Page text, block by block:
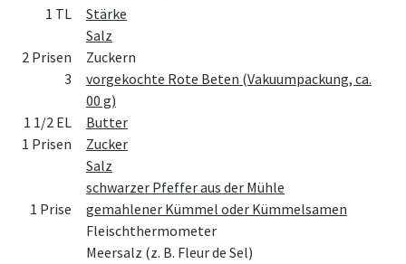
1 TL
Stärke
Salz
2 Prisen
Zuckern
3
vorgekochte Rote Beten (Vakuumpackung, ca.
00 g)
1 1/2 EL
Butter
1 Prisen
Zucker
Salz
schwarzer Pfeffer aus der Mühle
1 Prise
gemahlener Kümmel oder Kümmelsamen
Fleischthermometer
Meersalz (z. B. Fleur de Sel)